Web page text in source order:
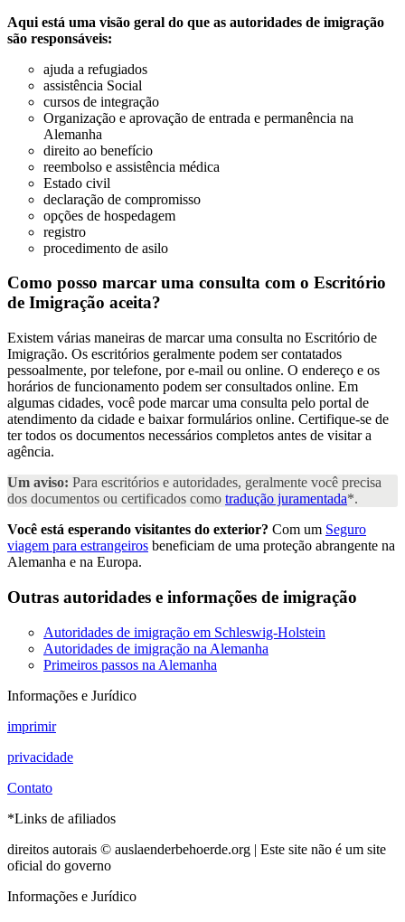
Aqui está uma visão geral do que as autoridades de imigração
são responsáveis:
ajuda a refugiados
assistência Social
cursos de integração
Organização e aprovação de entrada e permanência na
Alemanha
direito ao benefício
reembolso e assistência médica
Estado civil
declaração de compromisso
opções de hospedagem
registro
procedimento de asilo
Como posso marcar uma consulta com o Escritório
de Imigração aceita?
Existem várias maneiras de marcar uma consulta no Escritório de
Imigração. Os escritórios geralmente podem ser contatados
pessoalmente, por telefone, por e-mail ou online. O endereço e os
horários de funcionamento podem ser consultados online. Em
algumas cidades, você pode marcar uma consulta pelo portal de
atendimento da cidade e baixar formulários online. Certifique-se de
ter todos os documentos necessários completos antes de visitar a
agência.
Um aviso: Para escritórios e autoridades, geralmente você precisa
dos documentos ou certificados como tradução juramentada*.
Você está esperando visitantes do exterior? Com um Seguro
viagem para estrangeiros beneficiam de uma proteção abrangente na
Alemanha e na Europa.
Outras autoridades e informações de imigração
Autoridades de imigração em Schleswig-Holstein
Autoridades de imigração na Alemanha
Primeiros passos na Alemanha
Informações e Jurídico
imprimir
privacidade
Contato
*Links de afiliados
direitos autorais © auslaenderbehoerde.org | Este site não é um site
oficial do governo
Informações e Jurídico